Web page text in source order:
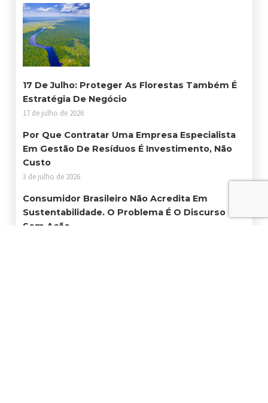
17 De Julho: Proteger As Florestas Também É
Estratégia De Negócio
17 de julho de 2026
Por Que Contratar Uma Empresa Especialista
Em Gestão De Resíduos É Investimento, Não
Custo
3 de julho de 2026
Consumidor Brasileiro Não Acredita Em
Sustentabilidade. O Problema É O Discurso
Sem Ação